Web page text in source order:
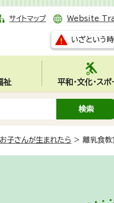
サイトマップ Website
いざという
祉 平和・文化・スポ
お子さんが生まれたら > 離乳食教